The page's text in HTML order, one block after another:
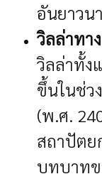
อันยาวน
วิลล่าทา
วิลล่าทั้ง
ขึ้นในช่ว
(พ.ศ.
สถาปัตย
บทบาทข